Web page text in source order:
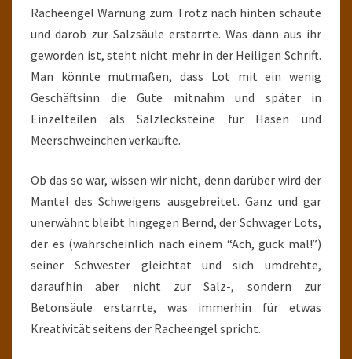
Racheengel Warnung zum Trotz nach hinten schaute
und darob zur Salzsäule erstarrte. Was dann aus ihr
geworden ist, steht nicht mehr in der Heiligen Schrift.
Man könnte mutmaßen, dass Lot mit ein wenig
Geschäftsinn die Gute mitnahm und später in
Einzelteilen als Salzlecksteine für Hasen und
Meerschweinchen verkaufte.
Ob das so war, wissen wir nicht, denn darüber wird der
Mantel des Schweigens ausgebreitet. Ganz und gar
unerwähnt bleibt hingegen Bernd, der Schwager Lots,
der es (wahrscheinlich nach einem “Ach, guck mal!”)
seiner Schwester gleichtat und sich umdrehte,
daraufhin aber nicht zur Salz-, sondern zur
Betonsäule erstarrte, was immerhin für etwas
Kreativität seitens der Racheengel spricht.